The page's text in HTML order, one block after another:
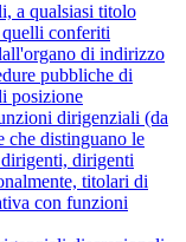
a qualsiasi titolo
conferiti
di indirizzo
pubbliche di
posizione
dirigenziali (da
che distinguano le
dirigenti
titolari di
con funzioni